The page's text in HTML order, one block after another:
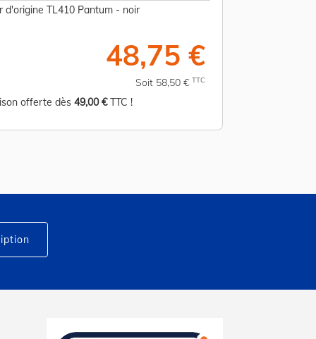
d'origine TL410 Pantum - noir
48,75 €
Soit 58,50 € TTC
offerte dès 49,00 €TTC !